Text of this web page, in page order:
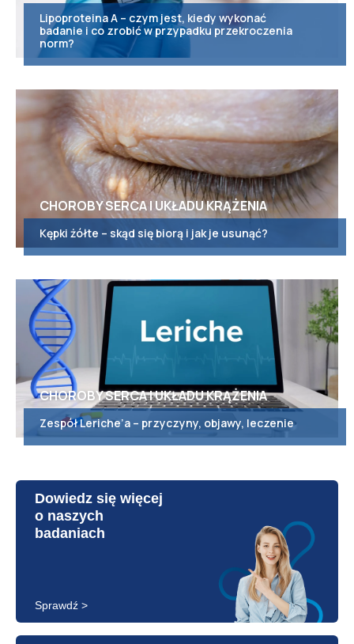
Lipoproteina A – czym jest, kiedy wykonać
badanie i co zrobić w przypadku przekroczenia
norm?
CHOROBY SERCA I UKŁADU KRĄŻENIA
Kępki żółte – skąd się biorą i jak je usunąć?
CHOROBY SERCA I UKŁADU KRĄŻENIA
Zespół Leriche’a – przyczyny, objawy, leczenie
Dowiedz się więcej
o naszych
badaniach
Sprawdź >